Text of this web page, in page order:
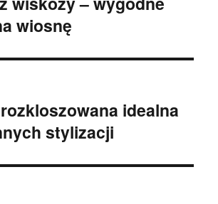
wiosnę
idealna
stylizacji